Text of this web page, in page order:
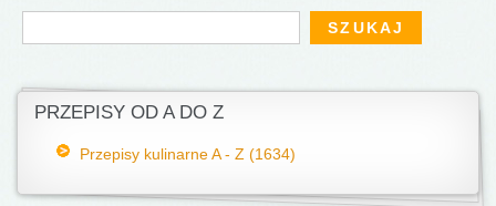
Formularz wyszukiwania
Szukaj
PRZEPISY OD A DO Z
Przepisy kulinarne A - Z (1634)